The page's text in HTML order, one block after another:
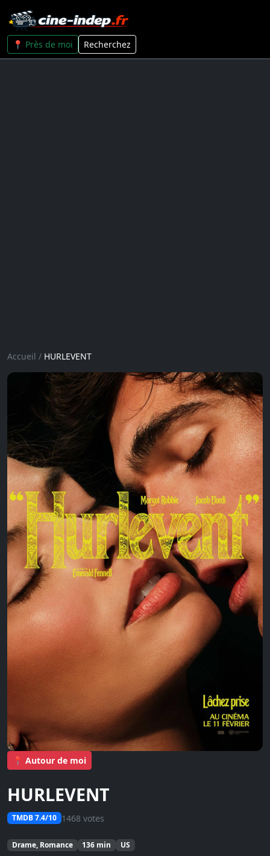
📍 Près de moi Recherchez
Accueil / HURLEVENT
📍 Autour de moi
HURLEVENT
TMDB 7.4/10 1468 votes
Drame, Romance 136 min US